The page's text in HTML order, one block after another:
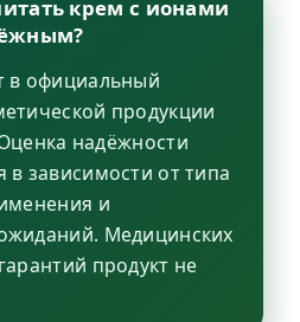
крем с ионами
в официальный
продукции
надёжности
в зависимости от типа
и
Медицинских
продукт не